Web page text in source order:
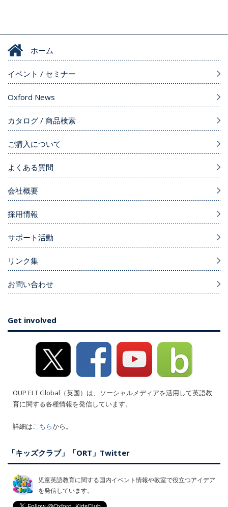
ホーム
イベント / セミナー
Oxford News
カタログ / 商品検索
ご購入について
よくある質問
会社概要
採用情報
サポート活動
リンク集
お問い合わせ
Get involved
OUP ELT Global（英国）は、ソーシャルメディアを活用して英語教
育に関する各種情報を発信しています。
詳細はこちらから。
「キッズクラブ」「ORT」Twitter
児童英語教育に関する国内イベント情報や教室で役立つアイデア
を発信しています。